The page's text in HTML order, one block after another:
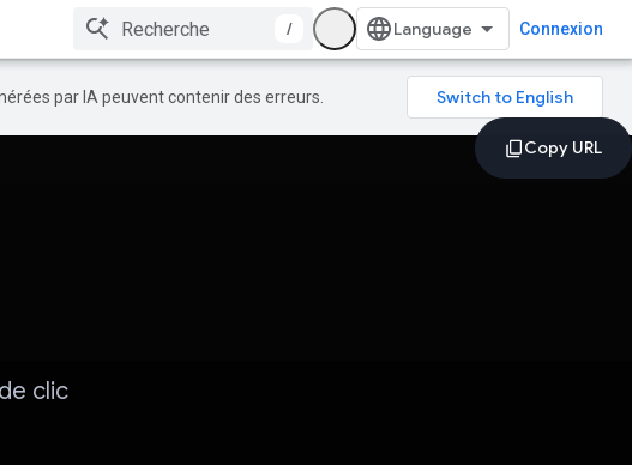
/ Connexion
par IA peuvent contenir des erreurs.
clic